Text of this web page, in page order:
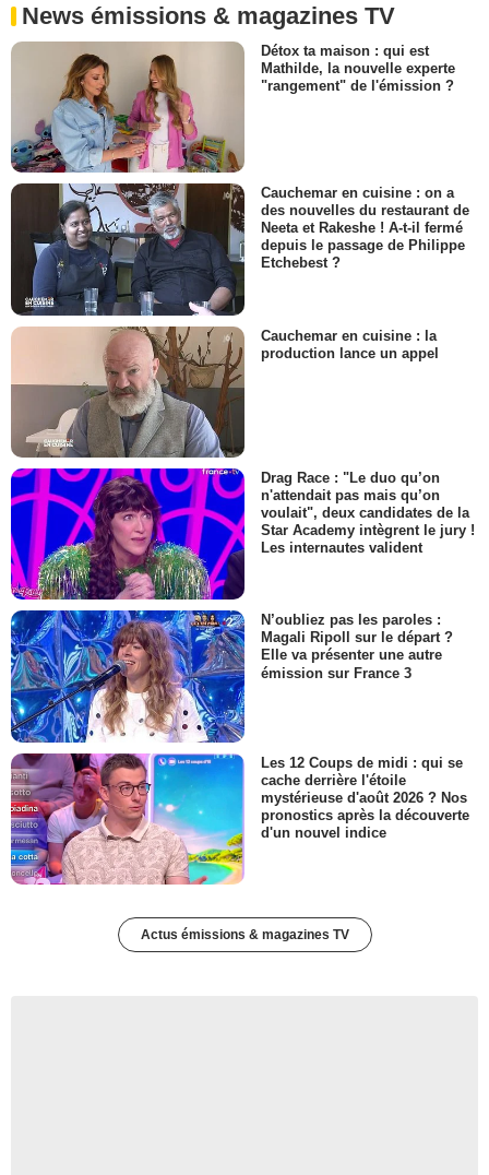
News émissions & magazines TV
Détox ta maison : qui est
Mathilde, la nouvelle experte
"rangement" de l'émission ?
Cauchemar en cuisine : on a
des nouvelles du restaurant de
Neeta et Rakeshe ! A-t-il fermé
depuis le passage de Philippe
Etchebest ?
Cauchemar en cuisine : la
production lance un appel
Drag Race : "Le duo qu’on
n'attendait pas mais qu’on
voulait", deux candidates de la
Star Academy intègrent le jury !
Les internautes valident
N’oubliez pas les paroles :
Magali Ripoll sur le départ ?
Elle va présenter une autre
émission sur France 3
Les 12 Coups de midi : qui se
cache derrière l'étoile
mystérieuse d'août 2026 ? Nos
pronostics après la découverte
d'un nouvel indice
Actus émissions & magazines TV